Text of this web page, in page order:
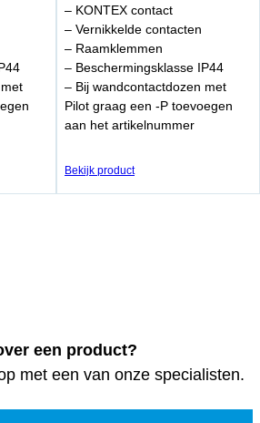
– KONTEX contact
– Vernikkelde contacten
– Raamklemmen
– Beschermingsklasse IP44
– Bij wandcontactdozen met
Pilot graag een -P toevoegen
aan het artikelnummer
Bekijk product
een product?
met een van onze specialisten.